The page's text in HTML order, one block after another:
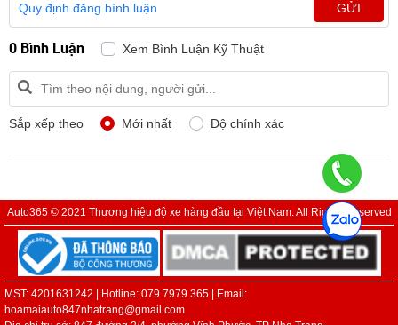
Quy định đăng bình luận GỬI
0 Bình Luận Xem Bình Luận Kỹ Thuật
Sắp xếp theo Mới nhất Độ chính xác
Auto365 © 2021 Thương hiệu độ xe hàng đầu tại Việt Nam. All Rights Reserved
MST: 4201631242 | Hotline: 079 7979 365 | Email:
hoamaiauto847nhatrang@gmail.com